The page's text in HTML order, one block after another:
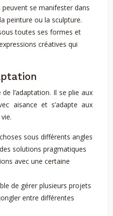
se manifester dans
peinture ou la sculpture.
toutes ses formes et
créatives qui
l’adaptation. Il se plie aux
aisance et s’adapte aux
sous différents angles
solutions pragmatiques
avec une certaine
de gérer plusieurs projets
entre différentes